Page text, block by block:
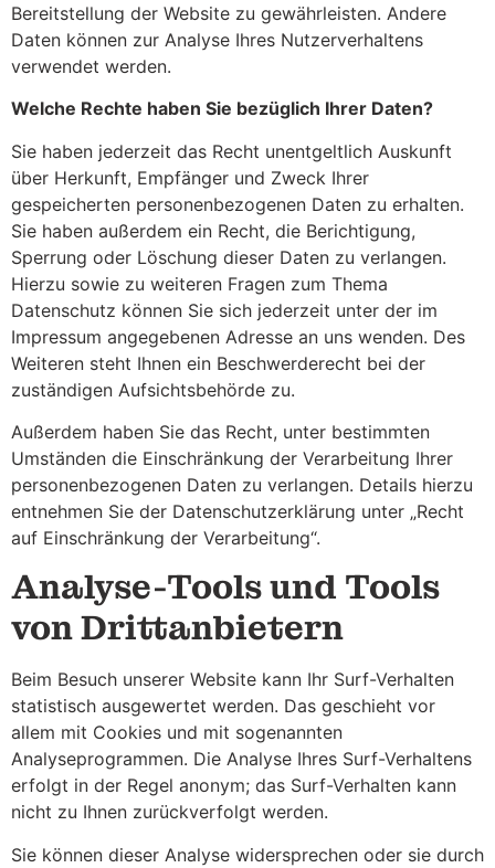
Bereitstellung der Website zu gewährleisten. Andere
Daten können zur Analyse Ihres Nutzerverhaltens
verwendet werden.
Welche Rechte haben Sie bezüglich Ihrer Daten?
Sie haben jederzeit das Recht unentgeltlich Auskunft
über Herkunft, Empfänger und Zweck Ihrer
gespeicherten personenbezogenen Daten zu erhalten.
Sie haben außerdem ein Recht, die Berichtigung,
Sperrung oder Löschung dieser Daten zu verlangen.
Hierzu sowie zu weiteren Fragen zum Thema
Datenschutz können Sie sich jederzeit unter der im
Impressum angegebenen Adresse an uns wenden. Des
Weiteren steht Ihnen ein Beschwerderecht bei der
zuständigen Aufsichtsbehörde zu.
Außerdem haben Sie das Recht, unter bestimmten
Umständen die Einschränkung der Verarbeitung Ihrer
personenbezogenen Daten zu verlangen. Details hierzu
entnehmen Sie der Datenschutzerklärung unter „Recht
auf Einschränkung der Verarbeitung“.
Analyse-Tools und Tools
von Drittanbietern
Beim Besuch unserer Website kann Ihr Surf-Verhalten
statistisch ausgewertet werden. Das geschieht vor
allem mit Cookies und mit sogenannten
Analyseprogrammen. Die Analyse Ihres Surf-Verhaltens
erfolgt in der Regel anonym; das Surf-Verhalten kann
nicht zu Ihnen zurückverfolgt werden.
Sie können dieser Analyse widersprechen oder sie durch